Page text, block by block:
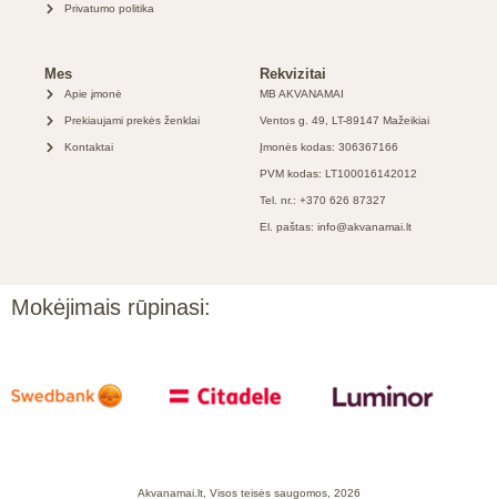
Privatumo politika
Mes
Apie įmonė
Prekiaujami prekės ženklai
Kontaktai
Rekvizitai
MB AKVANAMAI
Ventos g. 49, LT-89147 Mažeikiai
Įmonės kodas: 306367166
PVM kodas: LT100016142012
Tel. nr.: +370 626 87327
El. paštas: info@akvanamai.lt
Mokėjimais rūpinasi:
Akvanamai.lt, Visos teisės saugomos, 2026